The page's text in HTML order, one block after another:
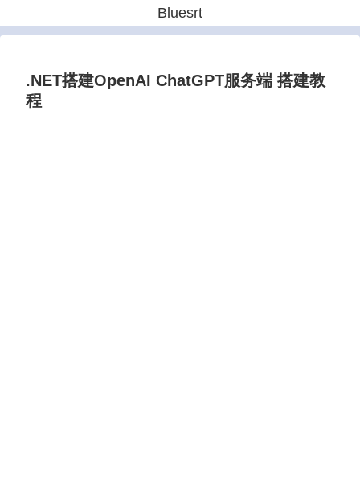
Bluesrt
.NET搭建OpenAI ChatGPT服务端 搭建教
程